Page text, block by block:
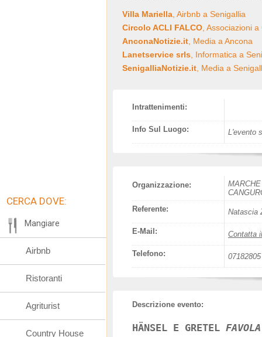
Villa Mariella , Airbnb a Senigallia
Circolo ACLI FALCO , Associazioni
AnconaNotizie.it , Media a Ancona
Lanetservice srls , Informatica a
SenigalliaNotizie.it , Media a
Intrattenimenti:
Info Sul Luogo: L'evento
Organizzazione:
Referente:
Natascia
E-Mail: Contatta
Telefono: 07182805
Descrizione evento:
HÄNSEL E GRETEL
CERCA DOVE:
Mangiare
Airbnb
Ristoranti
Agriturist
Country House